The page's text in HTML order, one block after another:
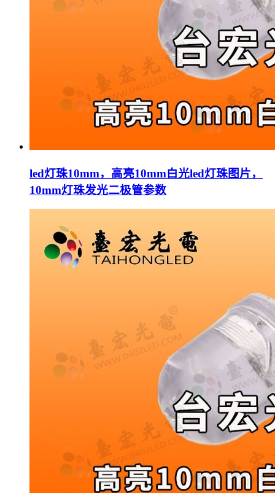
led灯珠10mm，高亮10mm白光led灯珠图片，
10mm灯珠发光二极管参数